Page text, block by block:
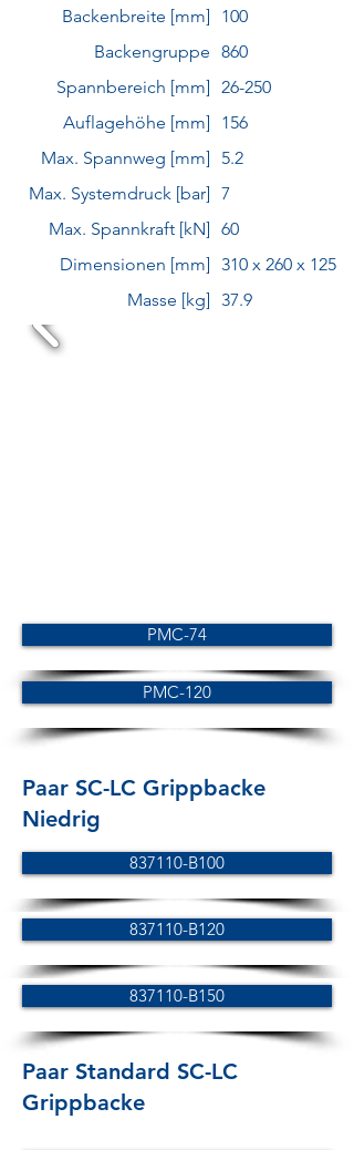
Backenbreite [mm]
100
Backengruppe 860
Spannbereich [mm] 26-250
Auflagehöhe [mm]
156
Max. Spannweg [mm] 5.2
Max. Systemdruck [bar] 7
Max. Spannkraft [kN] 60
Dimensionen [mm] 310 x 260 x 125
Masse [kg] 37.9
PMC-74
PMC-120
Paar SC-LC Grippbacke
Niedrig
837110-B100
837110-B120
837110-B150
Paar Standard SC-LC
Grippbacke